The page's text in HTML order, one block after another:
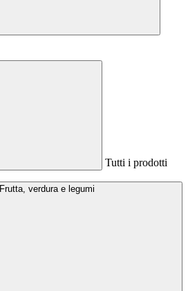
Tutti i prodotti
Frutta, verdura e legumi